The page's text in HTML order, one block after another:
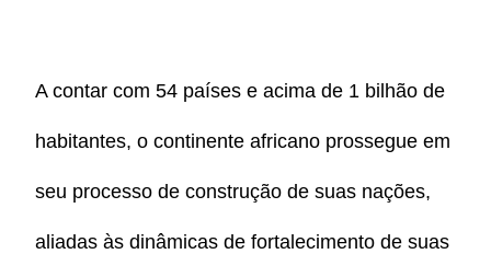
A contar com 54 países e acima de 1 bilhão de
habitantes, o continente africano prossegue em
seu processo de construção de suas nações,
aliadas às dinâmicas de fortalecimento de suas